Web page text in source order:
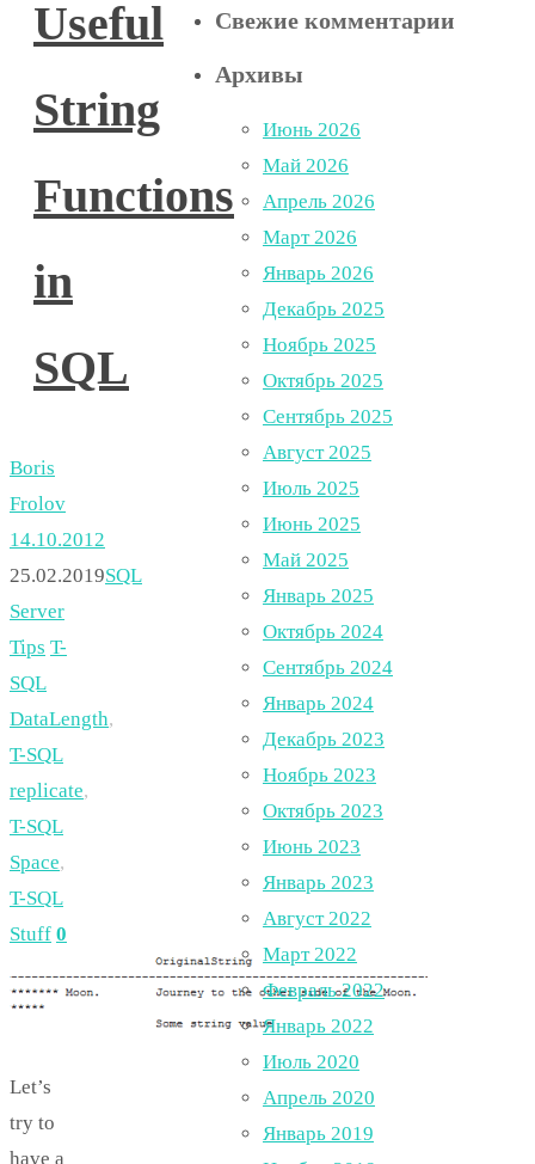
Useful
String
Functions
in
SQL
Boris
Frolov
14.10.2012
25.02.2019SQL
Server
Tips T-
SQL
DataLength,
T-SQL
replicate,
T-SQL
Space,
T-SQL
Stuff 0
Let’s
try to
have a
Свежие комментарии
Архивы
Июнь 2026
Май 2026
Апрель 2026
Март 2026
Январь 2026
Декабрь 2025
Ноябрь 2025
Октябрь 2025
Сентябрь 2025
Август 2025
Июль 2025
Июнь 2025
Май 2025
Январь 2025
Октябрь 2024
Сентябрь 2024
Январь 2024
Декабрь 2023
Ноябрь 2023
Октябрь 2023
Июнь 2023
Январь 2023
Август 2022
Март 2022
Февраль 2022
Январь 2022
Июль 2020
Апрель 2020
Январь 2019